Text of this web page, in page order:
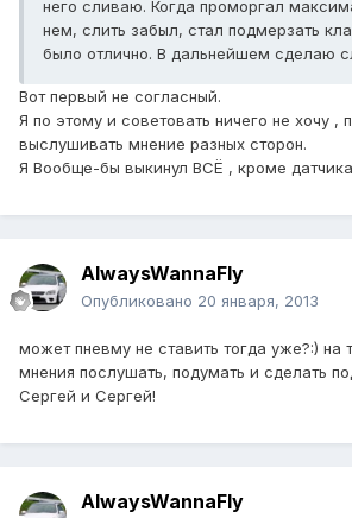
него сливаю. Когда проморгал
нем, слить забыл, стал подмерзать
было отлично. В дальнейшем сделаю
Вот первый не согласный.
Я по этому и советовать ничего не хочу ,
выслушивать мнение разных сторон.
Я Вообще-бы выкинул ВСЁ , кроме
AlwaysWannaFly
Опубликовано 20 января, 2013
может пневму не ставить тогда уже?:) на
мнения послушать, подумать и сделать
Сергей и Сергей!
AlwaysWannaFly